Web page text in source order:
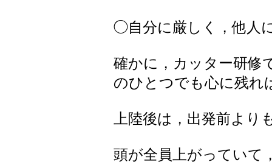
◯自分に厳しく，他人
確かに，カッター研修
のひとつでも心に残れ
上陸後は，出発前よ
頭が全員上がっていて